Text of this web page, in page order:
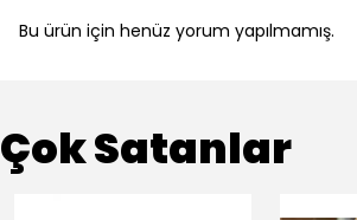
Bu ürün için henüz yorum yapılmamış.
Çok Satanlar